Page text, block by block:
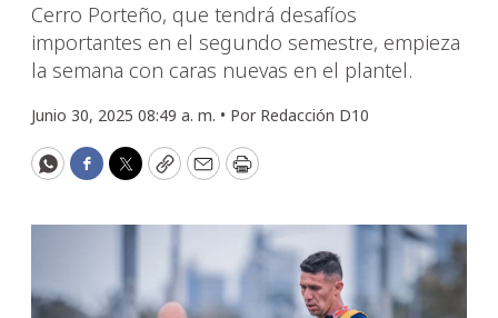
Cerro Porteño, que tendrá desafíos
importantes en el segundo semestre, empieza
la semana con caras nuevas en el plantel.
Junio 30, 2025 08:49 a. m. • Por Redacción D10
WhatsApp
Facebook
Twitter
CopyEmailPrint